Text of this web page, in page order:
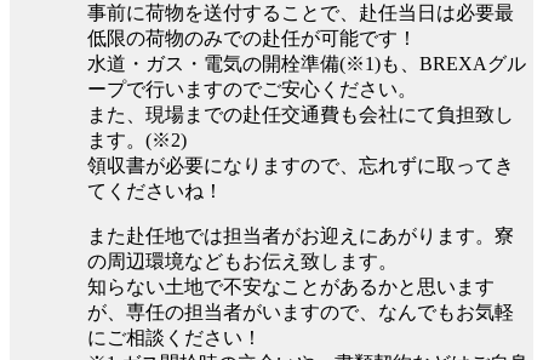
事前に荷物を送付することで、赴任当日は必要最
低限の荷物のみでの赴任が可能です！
水道・ガス・電気の開栓準備(※1)も、BREXAグル
ープで行いますのでご安心ください。
また、現場までの赴任交通費も会社にて負担致し
ます。(※2)
領収書が必要になりますので、忘れずに取ってき
てくださいね！
また赴任地では担当者がお迎えにあがります。寮
の周辺環境などもお伝え致します。
知らない土地で不安なことがあるかと思います
が、専任の担当者がいますので、なんでもお気軽
にご相談ください！